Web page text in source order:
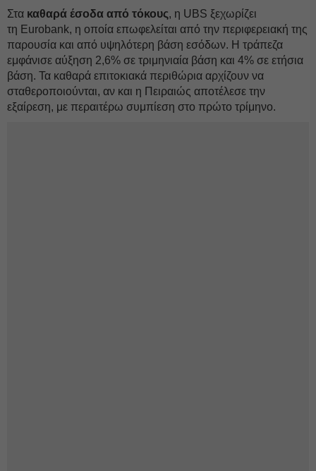
Στα καθαρά έσοδα από τόκους, η UBS ξεχωρίζει
τη Eurobank, η οποία επωφελείται από την περιφερειακή της
παρουσία και από υψηλότερη βάση εσόδων. Η τράπεζα
εμφάνισε αύξηση 2,6% σε τριμηνιαία βάση και 4% σε ετήσια
βάση. Τα καθαρά επιτοκιακά περιθώρια αρχίζουν να
σταθεροποιούνται, αν και η Πειραιώς αποτέλεσε την
εξαίρεση, με περαιτέρω συμπίεση στο πρώτο τρίμηνο.